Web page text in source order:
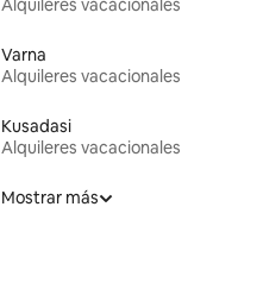
Alquileres vacacionales
Varna
Alquileres vacacionales
Kusadasi
Alquileres vacacionales
Mostrar más